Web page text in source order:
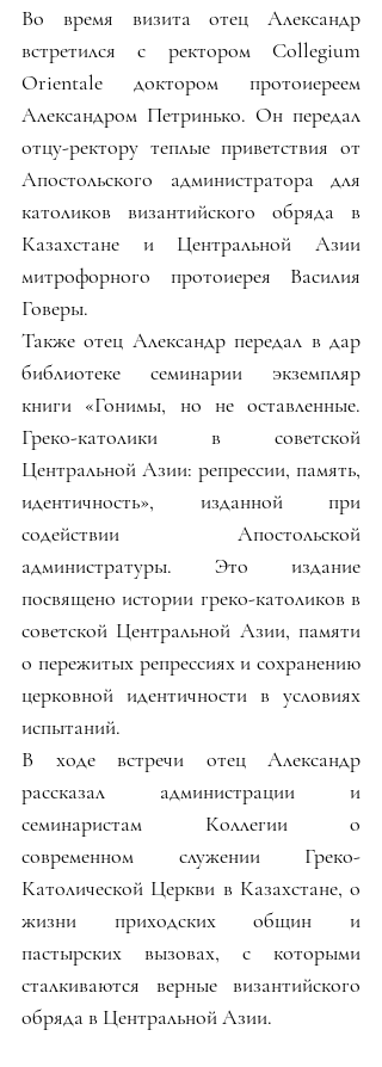
Во время визита отец Александр
встретился с ректором Collegium
Orientale доктором протоиереем
Александром Петринько. Он передал
отцу-ректору теплые приветствия от
Апостольского администратора для
католиков византийского обряда в
Казахстане и Центральной Азии
митрофорного протоиерея Василия
Говеры.
Также отец Александр передал в дар
библиотеке семинарии экземпляр
книги «Гонимы, но не оставленные.
Греко-католики в советской
Центральной Азии: репрессии, память,
идентичность», изданной при
содействии Апостольской
администратуры. Это издание
посвящено истории греко-католиков в
советской Центральной Азии, памяти
о пережитых репрессиях и сохранению
церковной идентичности в условиях
испытаний.
В ходе встречи отец Александр
рассказал администрации и
семинаристам Коллегии о
современном служении Греко-
Католической Церкви в Казахстане, о
жизни приходских общин и
пастырских вызовах, с которыми
сталкиваются верные византийского
обряда в Центральной Азии.